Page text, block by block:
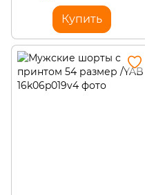
Купить